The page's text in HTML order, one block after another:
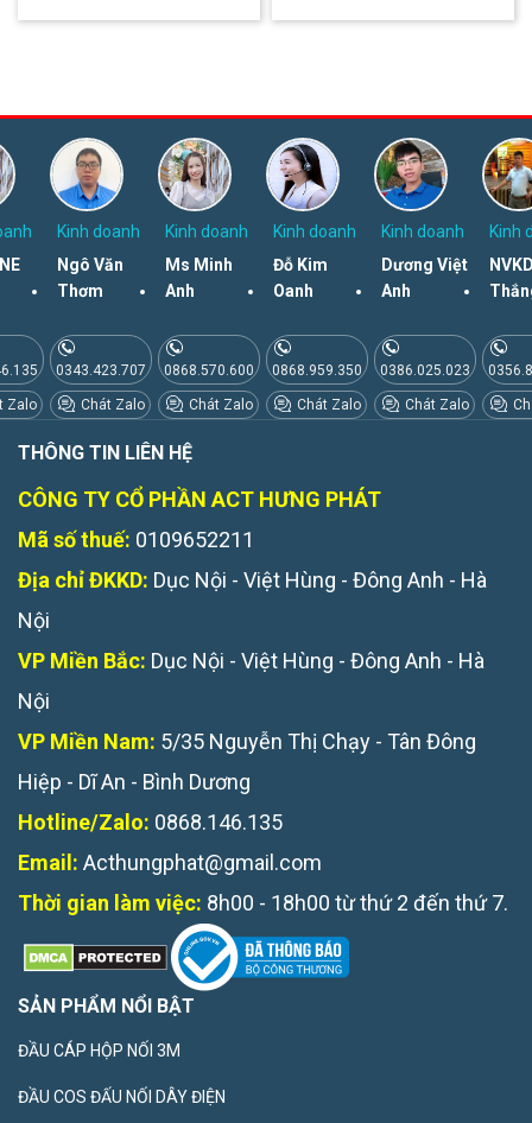
Zalo
Kinh doanh
Ngô Văn
Thơm
0343.423.707
Chát Zalo
Kinh doanh
Ms Minh
Anh
0868.570.600
Chát Zalo
Kinh doanh
Đỗ Kim
Oanh
0868.959.350
Chát Zalo
Kinh doanh
Dương Việt
Anh
0386.025.023
Chát Zalo
Kinh
THÔNG TIN LIÊN HỆ
CÔNG TY CỔ PHẦN ACT HƯNG PHÁT
Mã số thuế: 0109652211
Địa chỉ ĐKKD: Dục Nội - Việt Hùng - Đông Anh - Hà
Nội
VP Miền Bắc: Dục Nội - Việt Hùng - Đông Anh - Hà
Nội
VP Miền Nam: 5/35 Nguyễn Thị Chạy - Tân Đông
Hiệp - Dĩ An - Bình Dương
Hotline/Zalo: 0868.146.135
Email: Acthungphat@gmail.com
Thời gian làm việc: 8h00 - 18h00 từ thứ 2 đến thứ 7.
SẢN PHẨM NỔI BẬT
ĐẦU CÁP HỘP NỐI 3M
ĐẦU COS ĐẤU NỐI DÂY ĐIỆN